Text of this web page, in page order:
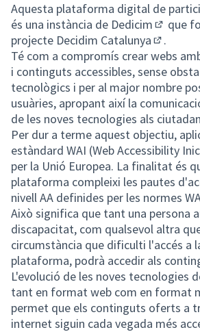
Aquesta plataforma digital de
és una instància de Dedicim
(Enllaç
que
projecte Decidim Catalunya
(Enllaç
.
Té com a compromís crear webs
i continguts accessibles, sense
tecnològics i per al major nombre
usuàries, apropant així la
de les noves tecnologies als
Per dur a terme aquest objectiu,
estàndard WAI (Web Accessibility
per la Unió Europea. La finalitat és
plataforma compleixi les pautes
nivell AA definides per les normes
Això significa que tant una persona
discapacitat, com qualsevol altra
circumstància que dificulti l'accés a
plataforma, podrà accedir als
L'evolució de les noves tecnologies
tant en format web com en format
permet que els continguts oferts a
internet siguin cada vegada més